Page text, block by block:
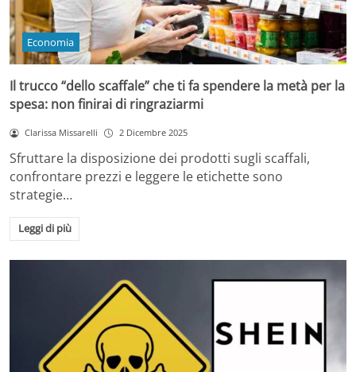
Economia
Il trucco “dello scaffale” che ti fa spendere la metà per la
spesa: non finirai di ringraziarmi
Clarissa Missarelli 2 Dicembre 2025
Sfruttare la disposizione dei prodotti sugli scaffali,
confrontare prezzi e leggere le etichette sono
strategie…
Leggi di più